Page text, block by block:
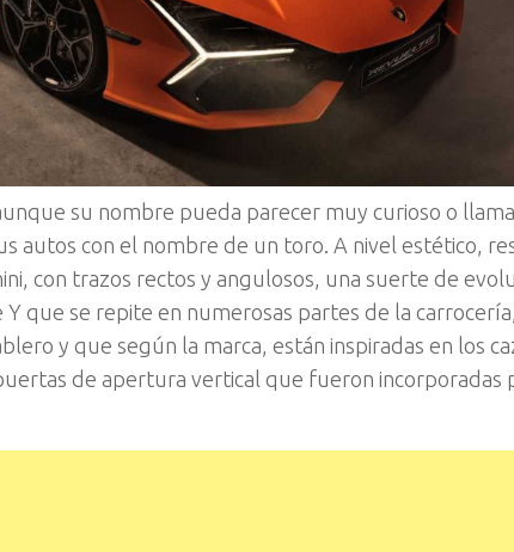
su nombre pueda parecer muy curioso o
autos con el nombre de un toro. A nivel estético,
con trazos rectos y angulosos, una suerte de
que se repite en numerosas partes de la
y que según la marca, están inspiradas en los
de apertura vertical que fueron incorporadas